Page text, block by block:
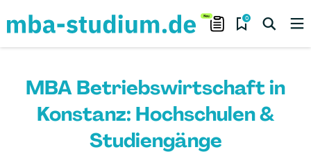
0
MBA Betriebswirtschaft in
Konstanz: Hochschulen &
Studiengänge